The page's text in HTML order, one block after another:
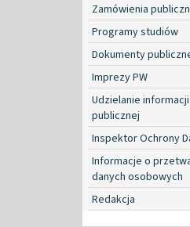
Zamówienia
Programy studiów
Dokumenty
Imprezy PW
Udzielanie informacji
publicznej
Inspektor Ochrony
Informacje o
danych osobowych
Redakcja